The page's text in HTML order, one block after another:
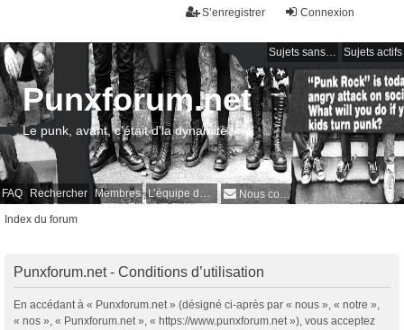
Connexion
S’enregistrer
Sujets sans réponse Sujets actifs
FAQ Rechercher Membres L’équipe du forum Nous contacter
Punxforum.net
Le punk, avant, c'était d'la dynamite !
Index du forum
Punxforum.net - Conditions d’utilisation
En accédant à « Punxforum.net » (désigné ci-après par « nous », « notre »,
« nos », « Punxforum.net », « https://www.punxforum.net »), vous acceptez